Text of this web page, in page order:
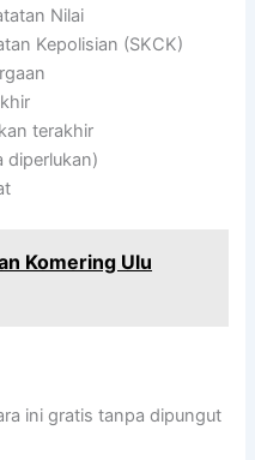
Nilai
Kepolisian (SKCK)
terakhir
diperlukan)
Komering Ulu
ini gratis tanpa dipungut